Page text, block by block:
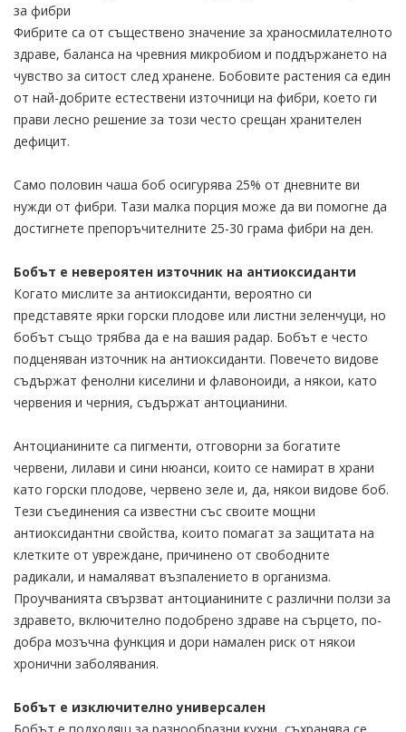
за фибри
Фибрите са от съществено значение за храносмилателното
здраве, баланса на чревния микробиом и поддържането на
чувство за ситост след хранене. Бобовите растения са един
от най-добрите естествени източници на фибри, което ги
прави лесно решение за този често срещан хранителен
дефицит.
Само половин чаша боб осигурява 25% от дневните ви
нужди от фибри. Тази малка порция може да ви помогне да
достигнете препоръчителните 25-30 грама фибри на ден.
Бобът е невероятен източник на антиоксиданти
Когато мислите за антиоксиданти, вероятно си
представяте ярки горски плодове или листни зеленчуци, но
бобът също трябва да е на вашия радар. Бобът е често
подценяван източник на антиоксиданти. Повечето видове
съдържат фенолни киселини и флавоноиди, а някои, като
червения и черния, съдържат антоцианини.
Антоцианините са пигменти, отговорни за богатите
червени, лилави и сини нюанси, които се намират в храни
като горски плодове, червено зеле и, да, някои видове боб.
Тези съединения са известни със своите мощни
антиоксидантни свойства, които помагат за защитата на
клетките от увреждане, причинено от свободните
радикали, и намаляват възпалението в организма.
Проучванията свързват антоцианините с различни ползи за
здравето, включително подобрено здраве на сърцето, по-
добра мозъчна функция и дори намален риск от някои
хронични заболявания.
Бобът е изключително универсален